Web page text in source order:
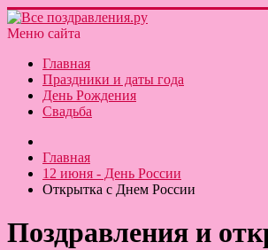
Меню сайта
Главная
Праздники и даты года
День Рождения
Свадьба
Главная
12 июня - День России
Открытка с Днем России
Поздравления и